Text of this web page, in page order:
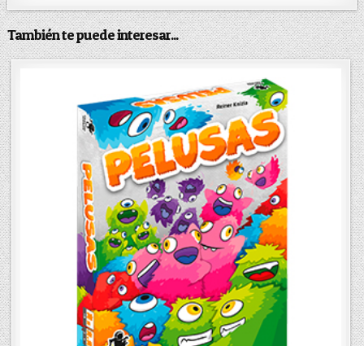
También te puede interesar...